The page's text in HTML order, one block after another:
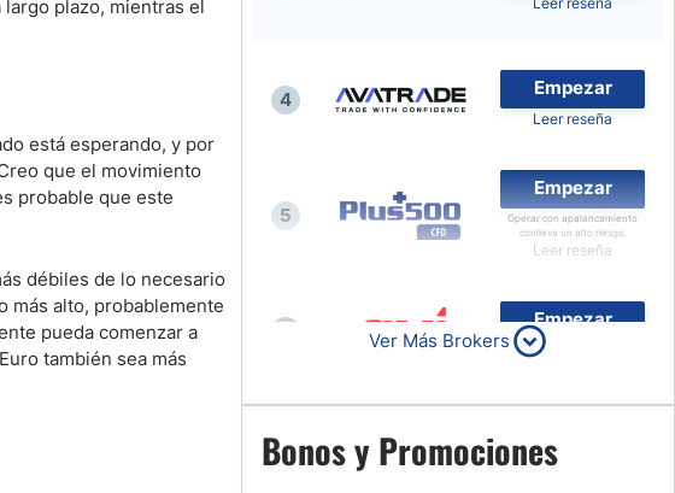
plazo, mientras el
está esperando, y por
que el movimiento
probable que este
débiles de lo necesario
más alto, probablemente
pueda comenzar a
también sea más
4
Empezar
Leer reseña
5
Empezar
Operar con apalancamiento
conlleva un alto riesgo.
Leer reseña
Empezar
Leer reseña
7
Leer reseña
Ver Más Brokers
Bonos y Promociones